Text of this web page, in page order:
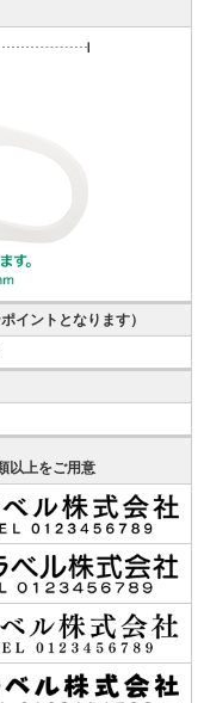
イントとなります）
以上をご用意